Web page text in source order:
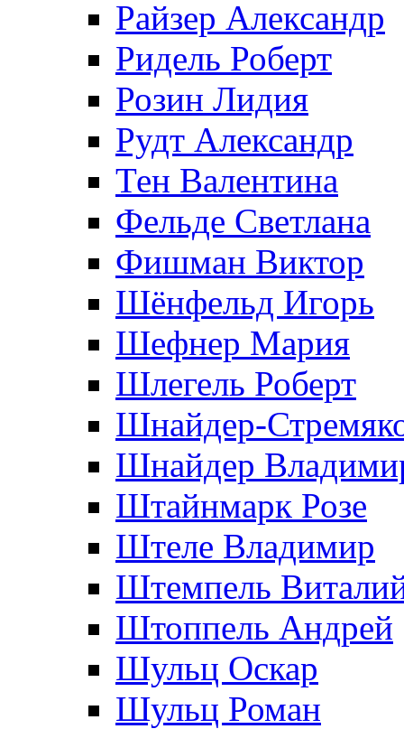
Райзер Александр
Ридель Роберт
Розин Лидия
Рудт Александр
Тен Валентина
Фельде Светлана
Фишман Виктор
Шёнфельд Игорь
Шефнер Мария
Шлегель Роберт
Шнайдер-
Шнайдер
Штайнмарк Розe
Штеле Владимир
Штемпель
Штоппель Андрей
Шульц Оскар
Шульц Роман